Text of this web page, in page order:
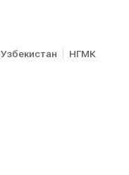
Узбекистан НГМК